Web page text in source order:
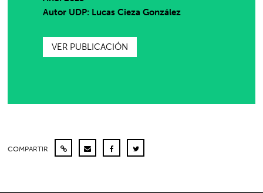
Autor UDP: Lucas Cieza González
VER PUBLICACIÓN
COMPARTIR